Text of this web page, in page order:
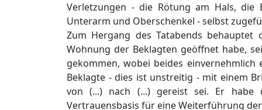
Verletzungen - die Rötung am Hals, die
Unterarm und Oberschenkel - selbst
Zum Hergang des Tatabends
Wohnung der Beklagten geöffnet habe,
gekommen, wobei beides
Beklagte - dies ist unstreitig - mit einem
von (...) nach (...) gereist sei. Er habe
Vertrauensbasis für eine Weiterführung